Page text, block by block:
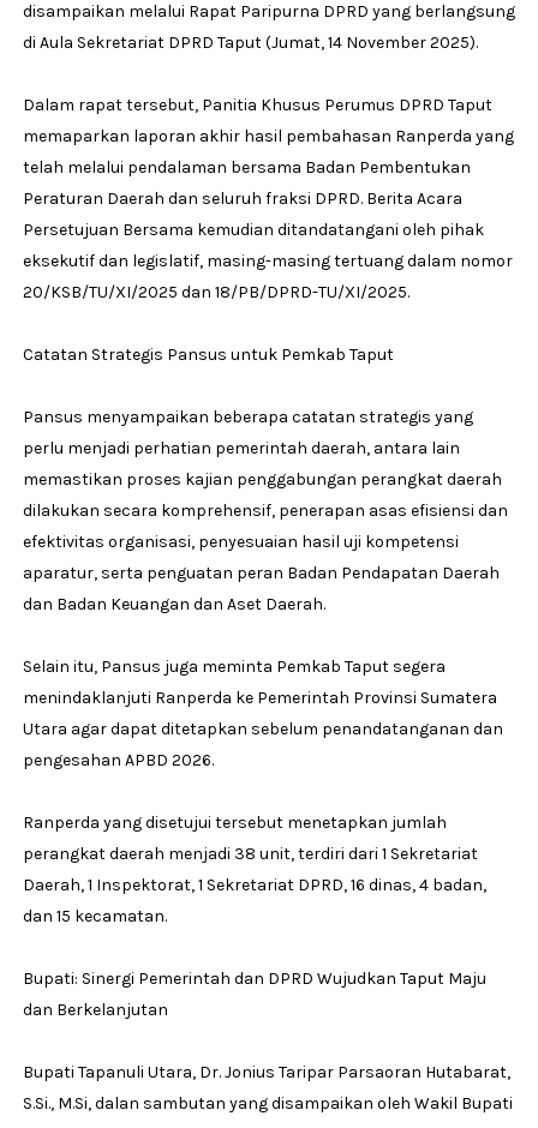
disampaikan melalui Rapat Paripurna DPRD yang berlangsung
di Aula Sekretariat DPRD Taput (Jumat, 14 November 2025).
‎Dalam rapat tersebut, Panitia Khusus Perumus DPRD Taput
memaparkan laporan akhir hasil pembahasan Ranperda yang
telah melalui pendalaman bersama Badan Pembentukan
Peraturan Daerah dan seluruh fraksi DPRD. Berita Acara
Persetujuan Bersama kemudian ditandatangani oleh pihak
eksekutif dan legislatif, masing-masing tertuang dalam nomor
20/KSB/TU/XI/2025 dan 18/PB/DPRD-TU/XI/2025.
‎Catatan Strategis Pansus untuk Pemkab Taput
‎Pansus menyampaikan beberapa catatan strategis yang
perlu menjadi perhatian pemerintah daerah, antara lain
memastikan proses kajian penggabungan perangkat daerah
dilakukan secara komprehensif, penerapan asas efisiensi dan
efektivitas organisasi, penyesuaian hasil uji kompetensi
aparatur, serta penguatan peran Badan Pendapatan Daerah
dan Badan Keuangan dan Aset Daerah.
‎Selain itu, Pansus juga meminta Pemkab Taput segera
menindaklanjuti Ranperda ke Pemerintah Provinsi Sumatera
Utara agar dapat ditetapkan sebelum penandatanganan dan
pengesahan APBD 2026.
‎Ranperda yang disetujui tersebut menetapkan jumlah
perangkat daerah menjadi 38 unit, terdiri dari 1 Sekretariat
Daerah, 1 Inspektorat, 1 Sekretariat DPRD, 16 dinas, 4 badan,
dan 15 kecamatan.
‎Bupati: Sinergi Pemerintah dan DPRD Wujudkan Taput Maju
dan Berkelanjutan
‎Bupati Tapanuli Utara, Dr. Jonius Taripar Parsaoran Hutabarat,
S.Si., M.Si, dalan sambutan yang disampaikan oleh Wakil Bupati